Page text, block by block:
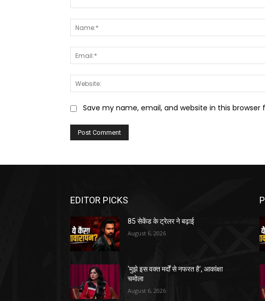
Save my name, email, and website in this
EDITOR PICKS
85 सेकेंड के ट्रेलर ने बढ़ाई
August 6, 2026
‘मुझे इस वक्त मर्दों से नफरत है’, आकांक्षा
चमोला
August 6, 2026